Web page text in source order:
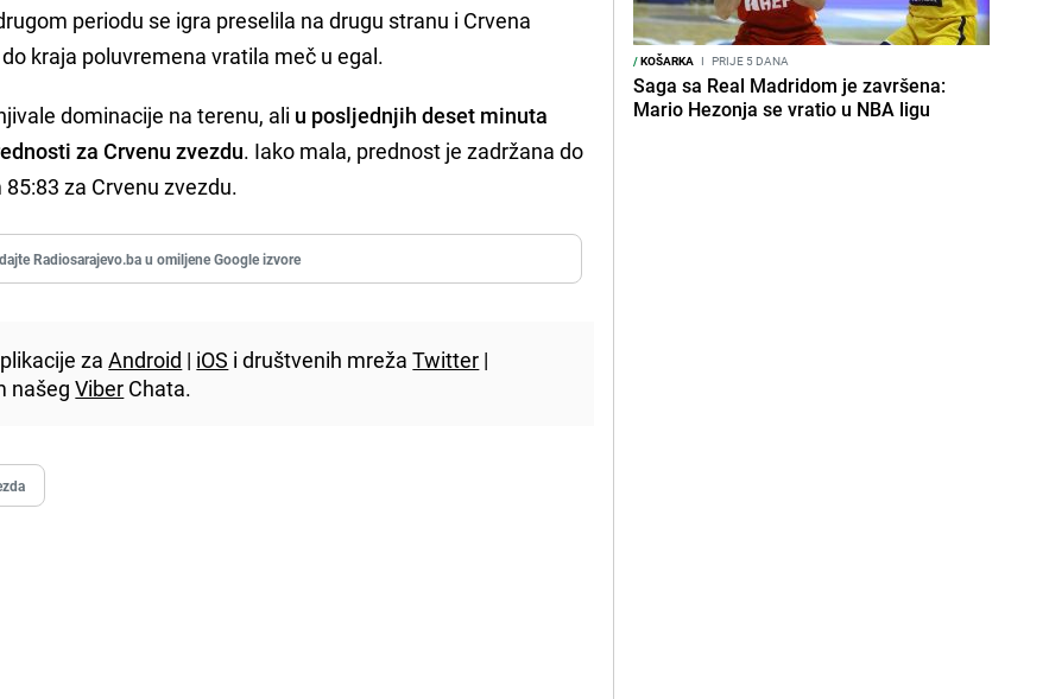
periodu se igra preselila na drugu stranu i Crvena
kraja poluvremena vratila meč u egal.
dominacije na terenu, ali u posljednjih deset minuta
za Crvenu zvezdu. Iako mala, prednost je zadržana do
za Crvenu zvezdu.
Radiosarajevo.ba u omiljene Google izvore
zaAndroid | iOS i društvenih mrežaTwitter |
našegViber Chata.
/KOŠARKA I PRIJE 5 DANA
Saga sa Real Madridom je završena:
Mario Hezonja se vratio u NBA ligu